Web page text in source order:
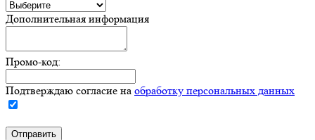
Дополнительная информация
Промо-код:
Подтверждаю согласие на обработку персональных данных